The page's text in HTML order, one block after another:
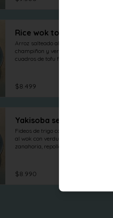
Rice wok tofu teriyaki
Arroz salteado al wok con
champiñon y verduras frescas,
cuadros de tofu frito con topping
$8.499
Yakisoba seitan
Fideos de trigo con seitan salteado
al wok con verduras frescas, brocoli,
zanahoria, repollo. tofu revuelto
$8.990